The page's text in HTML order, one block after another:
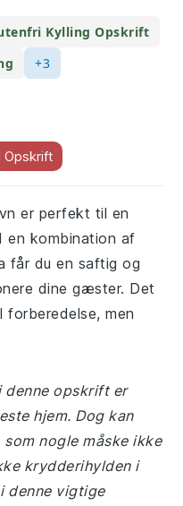
Kylling Opskrift
+3
Opskrift
er perfekt til en
en kombination af
får du en saftig og
dine gæster. Det
men
denne opskrift er
hjem. Dog kan
nogle måske ikke
krydderihylden i
denne vigtige